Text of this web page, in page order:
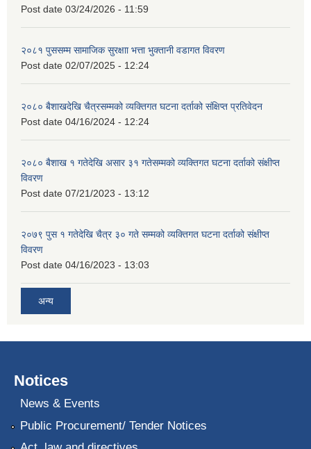
Post date 03/24/2026 - 11:59
२०८१ पुससम्म सामाजिक सुरक्षाा भत्ता भुक्तानी वडागत विवरण
Post date 02/07/2025 - 12:24
२०८० बैशाखदेखि चैत्रसम्मको व्यक्तिगत घटना दर्ताको संक्षिप्त प्रतिवेदन
Post date 04/16/2024 - 12:24
२०८० बैशाख १ गतेदेखि असार ३१ गतेसम्मको व्यक्तिगत घटना दर्ताको संक्षीप्त
विवरण
Post date 07/21/2023 - 13:12
२०७९ पुस १ गतेदेखि चैत्र ३० गते सम्मको व्यक्तिगत घटना दर्ताको संक्षीप्त
विवरण
Post date 04/16/2023 - 13:03
अन्य
Notices
News & Events
Public Procurement/ Tender Notices